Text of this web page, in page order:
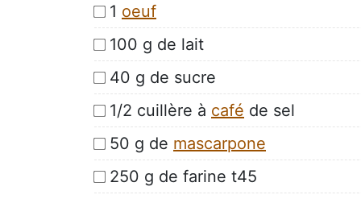
1 oeuf
100 g de lait
40 g de sucre
1/2 cuillère à café de sel
50 g de mascarpone
250 g de farine t45